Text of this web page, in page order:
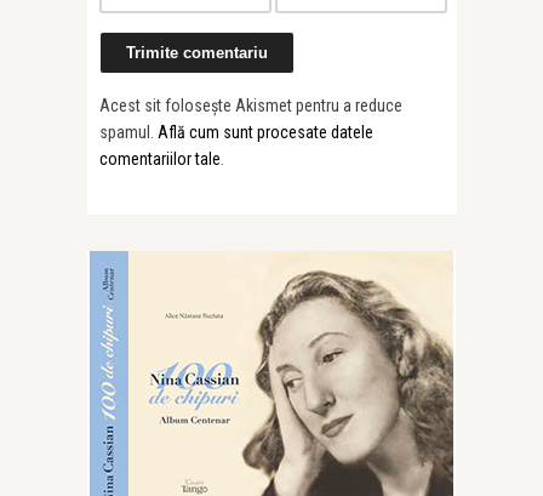
Acest sit folosește Akismet pentru a reduce
spamul. Află cum sunt procesate datele
comentariilor tale